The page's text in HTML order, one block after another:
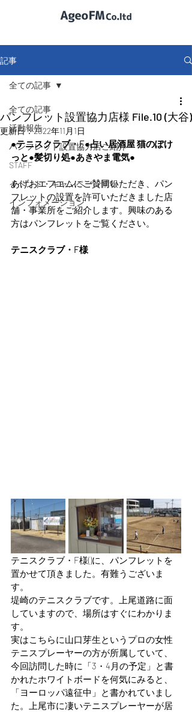
記事
全ての記事
活動報告
パンフレット設置協力店ご紹介
STAFF
イベント・キャンペーン情報
インフォメーション
全ての記事
パンフレット設置協力店様 File.10 (大谷)
更新日：2022年11月1日
●テニスクラブ・F●占い居酒屋 猫のぽけ
っと●髪切り処●あきやま電気●
あげおエフエムにご賛同いただき、パン
フレットの設置を許可いただきました店
舗・事業所をご紹介します。興味のある
方はパンフレットをご覧ください。
テニスクラブ・F様
テニスクラブ・F様()に、パンフレットを
置かせて頂きました。有難うございま
す。
堤崎のテニスクラブです。上尾道路に面
していますので、場所はすぐにわかりま
す。
実はこちらに山口芽生というプロの女性
テニスプレーヤーの方が所属していて、
今回訪問した時に「3・4月の予定」と書
かれたホワイトボードを何気にみると、
「ヨーロッパ遠征中」と書かれていまし
た。上尾市に凄いテニスプレーヤーが居